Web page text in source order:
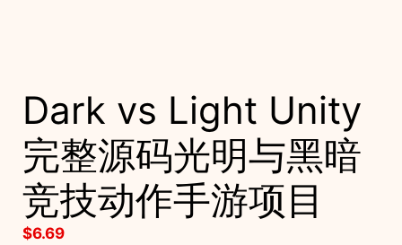
Dark vs Light Unity
完整源码光明与黑暗
竞技动作手游项目
$6.69